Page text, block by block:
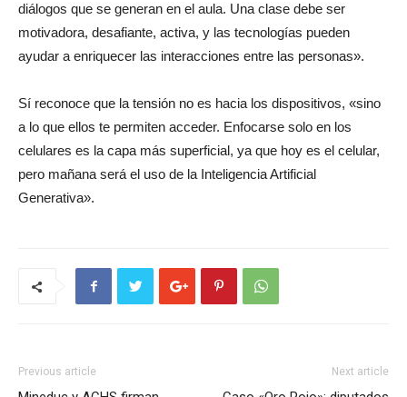
diálogos que se generan en el aula. Una clase debe ser
motivadora, desafiante, activa, y las tecnologías pueden
ayudar a enriquecer las interacciones entre las personas».
Sí reconoce que la tensión no es hacia los dispositivos, «sino
a lo que ellos te permiten acceder. Enfocarse solo en los
celulares es la capa más superficial, ya que hoy es el celular,
pero mañana será el uso de la Inteligencia Artificial
Generativa».
Previous article Next article